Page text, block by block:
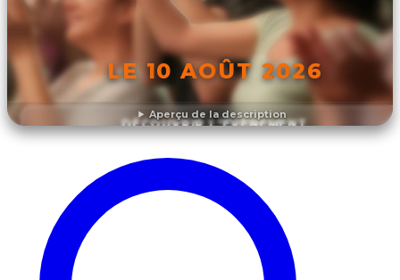
Aperçu de la description
LE 10 AOÛT 2026
DÉCOUVRIR L'ÉVÉNEMENT